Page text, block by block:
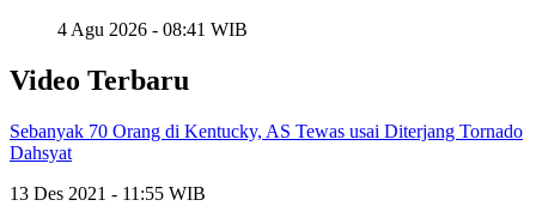
4 Agu 2026 - 08:41 WIB
Video Terbaru
Sebanyak 70 Orang di Kentucky, AS Tewas usai Diterjang Tornado
Dahsyat
13 Des 2021 - 11:55 WIB